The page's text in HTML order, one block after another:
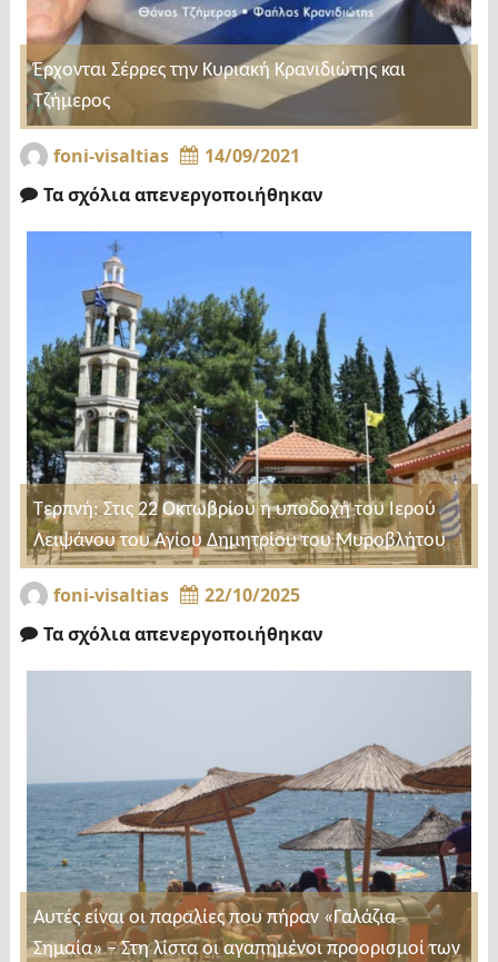
Έρχονται Σέρρες την Κυριακή Κρανιδιώτης και
Τζήμερος
foni-visaltias
14/09/2021
Τα σχόλια απενεργοποιήθηκαν
Τερπνή: Στις 22 Οκτωβρίου η υποδοχή του Ιερού
Λειψάνου του Αγίου Δημητρίου του Μυροβλήτου
foni-visaltias
22/10/2025
Τα σχόλια απενεργοποιήθηκαν
Αυτές είναι οι παραλίες που πήραν «Γαλάζια
Σημαία» – Στη λίστα οι αγαπημένοι προορισμοί των